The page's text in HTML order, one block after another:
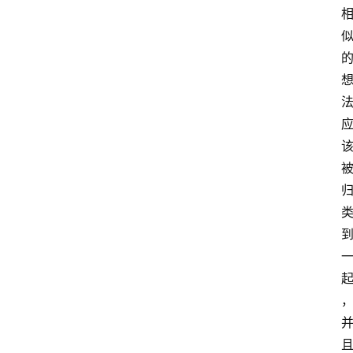
相
似
的
想
法
应
该
被
归
类
到
一
起
，
并
且